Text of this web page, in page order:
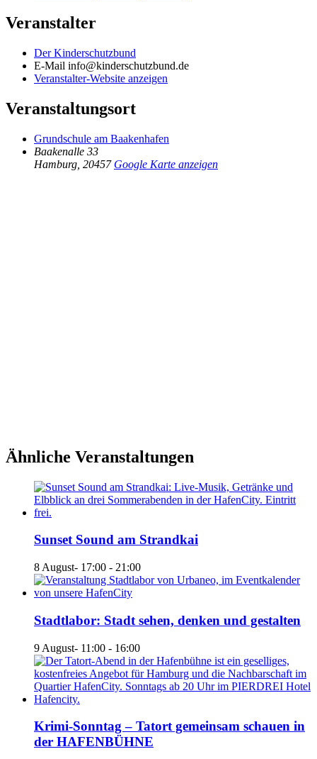
Veranstalter
Der Kinderschutzbund
E-Mail info@kinderschutzbund.de
Veranstalter-Website anzeigen
Veranstaltungsort
Grundschule am Baakenhafen
Baakenalle 33
Hamburg 20457 Google Karte anzeigen
Ähnliche Veranstaltungen
Sunset Sound am Strandkai
8 August- 17:00 - 21:00
Stadtlabor: Stadt sehen, denken und gestalten
9 August- 11:00 - 16:00
Krimi-Sonntag – Tatort gemeinsam schauen in
der HAFENBÜHNE